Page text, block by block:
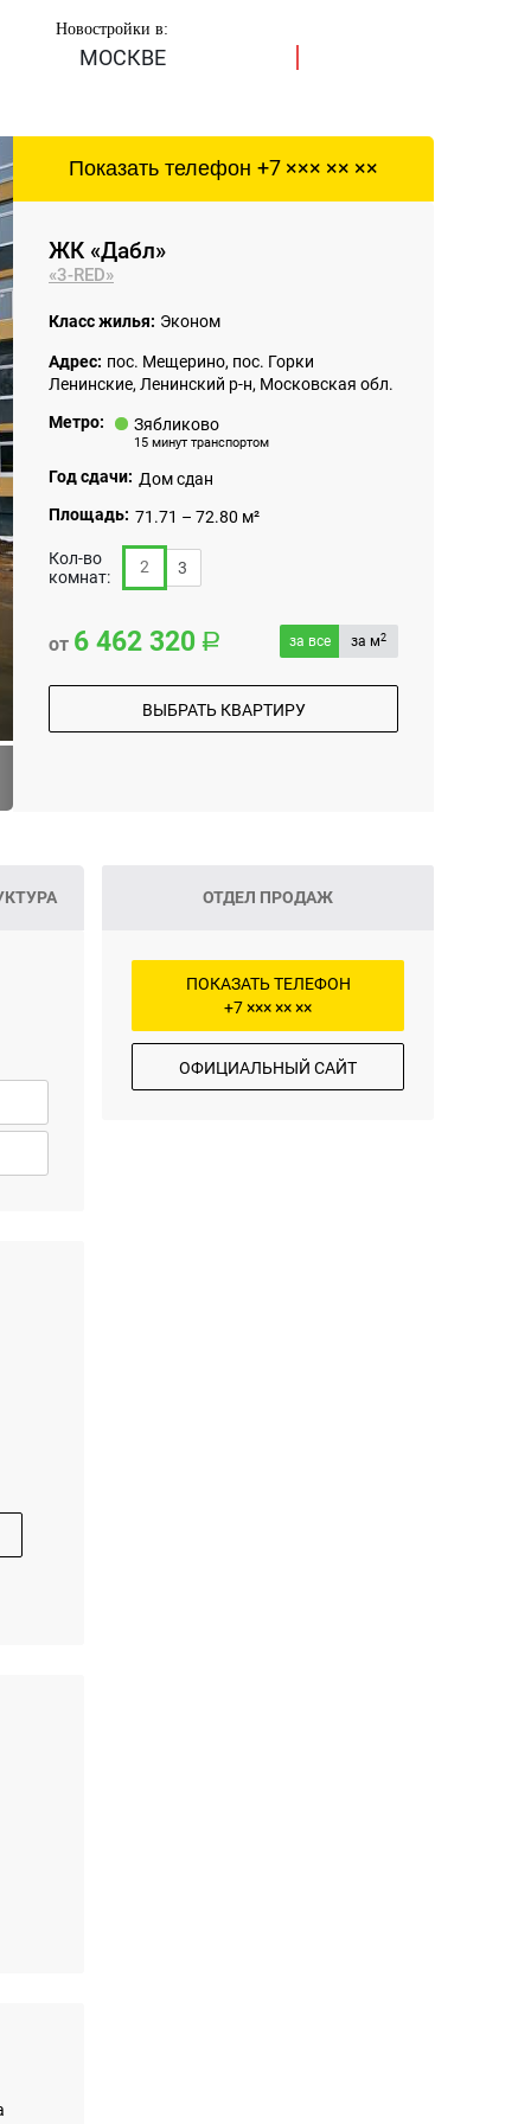
Новостройки в:
МОСКВЕ
Показать телефон +7 ××× ×× ××
ЖК «Дабл»
«3-RED»
Класс жилья: Эконом
Адрес: пос. Мещерино, пос. Горки
Ленинские, Ленинский р-н, Московская обл.
Метро:
Зябликово
15 минут транспортом
Год сдачи: Дом сдан
Площадь: 71.71 – 72.80 м²
Кол-во
комнат:
2 3
от 6 462 320 за все за м2
ВЫБРАТЬ КВАРТИРУ
ОТДЕЛ ПРОДАЖ
ПОКАЗАТЬ ТЕЛЕФОН
+7 ××× ×× ××
ОФИЦИАЛЬНЫЙ САЙТ